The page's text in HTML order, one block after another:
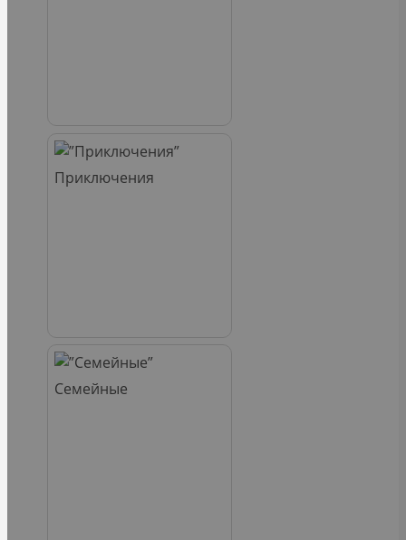
Приключения
Семейные